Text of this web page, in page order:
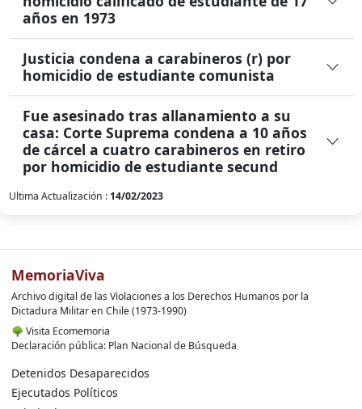
años en 1973
Justicia condena a carabineros (r) por
homicidio de estudiante comunista
Fue asesinado tras allanamiento a su
casa: Corte Suprema condena a 10 años
de cárcel a cuatro carabineros en retiro
por homicidio de estudiante secund
Ultima Actualización : 14/02/2023
MemoriaViva
Archivo digital de las Violaciones a los Derechos Humanos por la
Dictadura Militar en Chile (1973-1990)
🌳 Visita Ecomemoria
Declaración pública: Plan Nacional de Búsqueda
Detenidos Desaparecidos
Ejecutados Políticos